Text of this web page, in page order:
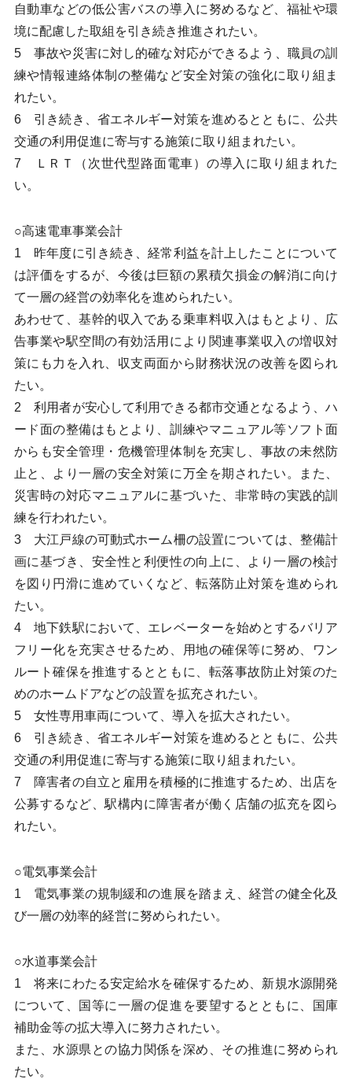
自動車などの低公害バスの導入に努めるなど、福祉や環
境に配慮した取組を引き続き推進されたい。
5 事故や災害に対し的確な対応ができるよう、職員の訓
練や情報連絡体制の整備など安全対策の強化に取り組ま
れたい。
6 引き続き、省エネルギー対策を進めるとともに、公共
交通の利用促進に寄与する施策に取り組まれたい。
7 ＬＲＴ（次世代型路面電車）の導入に取り組まれた
い。
○高速電車事業会計
1 昨年度に引き続き、経常利益を計上したことについて
は評価をするが、今後は巨額の累積欠損金の解消に向け
て一層の経営の効率化を進められたい。
あわせて、基幹的収入である乗車料収入はもとより、広
告事業や駅空間の有効活用により関連事業収入の増収対
策にも力を入れ、収支両面から財務状況の改善を図られ
たい。
2 利用者が安心して利用できる都市交通となるよう、ハ
ード面の整備はもとより、訓練やマニュアル等ソフト面
からも安全管理・危機管理体制を充実し、事故の未然防
止と、より一層の安全対策に万全を期されたい。また、
災害時の対応マニュアルに基づいた、非常時の実践的訓
練を行われたい。
3 大江戸線の可動式ホーム柵の設置については、整備計
画に基づき、安全性と利便性の向上に、より一層の検討
を図り円滑に進めていくなど、転落防止対策を進められ
たい。
4 地下鉄駅において、エレベーターを始めとするバリア
フリー化を充実させるため、用地の確保等に努め、ワン
ルート確保を推進するとともに、転落事故防止対策のた
めのホームドアなどの設置を拡充されたい。
5 女性専用車両について、導入を拡大されたい。
6 引き続き、省エネルギー対策を進めるとともに、公共
交通の利用促進に寄与する施策に取り組まれたい。
7 障害者の自立と雇用を積極的に推進するため、出店を
公募するなど、駅構内に障害者が働く店舗の拡充を図ら
れたい。
○電気事業会計
1 電気事業の規制緩和の進展を踏まえ、経営の健全化及
び一層の効率的経営に努められたい。
○水道事業会計
1 将来にわたる安定給水を確保するため、新規水源開発
について、国等に一層の促進を要望するとともに、国庫
補助金等の拡大導入に努力されたい。
また、水源県との協力関係を深め、その推進に努められ
たい。